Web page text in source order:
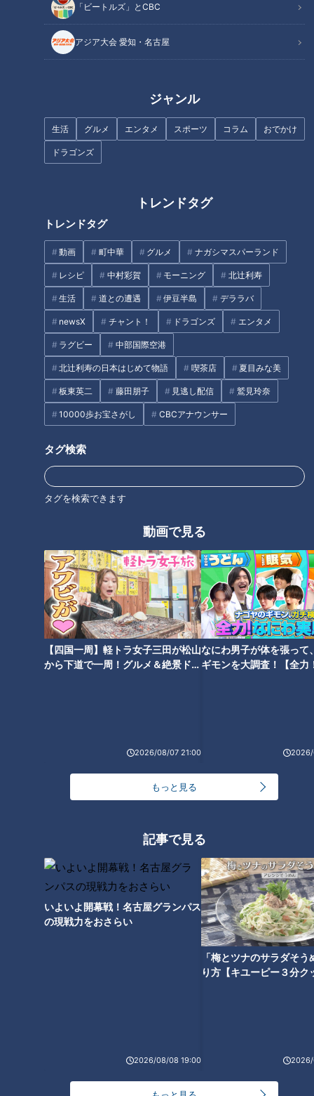
「ビートルズ」とCBC
アジア大会 愛知・名古屋
ジャンル
生活 グルメ エンタメ スポーツ コラム おでかけ
ドラゴンズ
トレンドタグ
トレンドタグ
動画 町中華 グルメ ナガシマスパーランド
レシピ 中村彩賀 モーニング 北辻利寿
生活 道との遭遇 伊豆半島 デララバ
newsX チャント！ ドラゴンズ エンタメ
ラグビー 中部国際空港
北辻利寿の日本はじめて物語 喫茶店 夏目みな美
板東英二 藤田朋子 見逃し配信 鷲見玲奈
10000歩お宝さがし CBCアナウンサー
タグ検索
タグを検索できます
動画で見る
【四国一周】軽トラ女子三田が松山
から下道で一周！グルメ＆絶景ドラ
2026/08/07 21:00
なにわ男子が体を張って
ギモンを大調査！【全力
2026/
もっと見る
記事で見る
いよいよ開幕戦！名古屋グランパス
の現戦力をおさらい
2026/08/08 19:00
「梅とツナのサラダそう
り方【キユーピー３分ク
2026/
特別感も味わえる空間でいただく『みそ鍋』
CBCテレビ『チャント！』いただきます！ほぼ地元だけ 愛されフード
聞き込みによると、『みそ鍋』は赤みそのつゆに、冬場は牡蠣
が入る鍋もの。仲居さんが作ってくれるそうで、『安田屋』で
食べられるとのこと。
江戸時代に川湊として栄え、陣屋も置かれた笠松。明治になる
と陣屋は岐阜県庁舎として使われました。その陣屋・県庁跡地
の目の前に建つ、創業140年以上の老舗料亭『安田屋』。老舗
の趣がある建物で、中は全て個室。特別感が味わえる空間で
『みそ鍋』をいただきました。
大きな牡蠣に絶妙な半熟具合の絶品シメご飯
CBCテレビ『チャント！』いただきます！ほぼ地元だけ 愛されフード
CBCテレビ『チャント！』いただきます！ほぼ地元だけ 愛されフード
ツグツ、いい香りです」と愛ちゃんのテンションは上がりま